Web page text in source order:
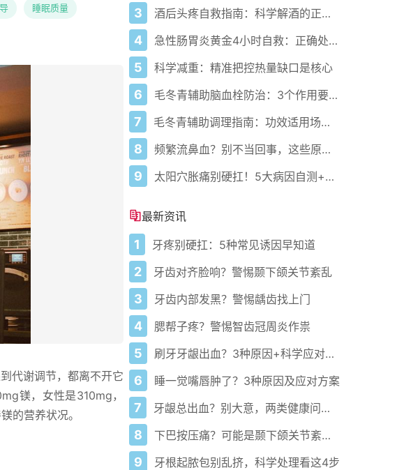
睡眠质量
代谢调节，都离不开它
镁，女性是310mg，
的营养状况。
3 酒后头疼自救指南：科学解酒的正确打开方式
4 急性肠胃炎黄金4小时自救：正确处置与误区避坑关键
5 科学减重：精准把控热量缺口是核心
6 毛冬青辅助脑血栓防治：3个作用要清楚，别乱用药
7 毛冬青辅助调理指南：功效适用场景与禁忌需牢记
8 频繁流鼻血？别不当回事，这些原因要警惕
9 太阳穴胀痛别硬扛！5大病因自测+正确应对方法
最新资讯
1 牙疼别硬扛：5种常见诱因早知道
2 牙齿对齐脸响？警惕颞下颌关节紊乱
3 牙齿内部发黑？警惕龋齿找上门
4 腮帮子疼？警惕智齿冠周炎作祟
5 刷牙牙龈出血？3种原因+科学应对指南
6 睡一觉嘴唇肿了？3种原因及应对方案
7 牙龈总出血？别大意，两类健康问题预警
8 下巴按压痛？可能是颞下颌关节紊乱病
9 牙根起脓包别乱挤，科学处理看这4步